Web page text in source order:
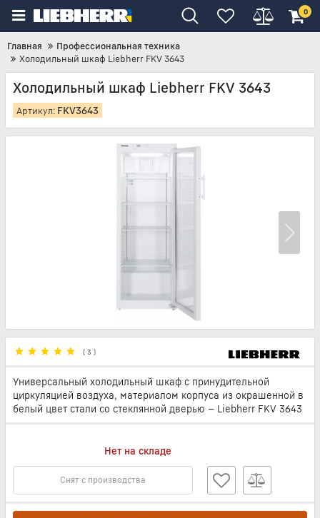
0
Главная
Профессиональная техника
Холодильный шкаф Liebherr FKV 3643
Холодильный шкаф Liebherr FKV 3643
Артикул: FKV3643
( 3 )
Универсальный холодильный шкаф с принудительной
циркуляцией воздуха, материалом корпуса из окрашенной в
белый цвет стали со стеклянной дверью — Liebherr FKV 3643
Нет на складе
Снят с производства